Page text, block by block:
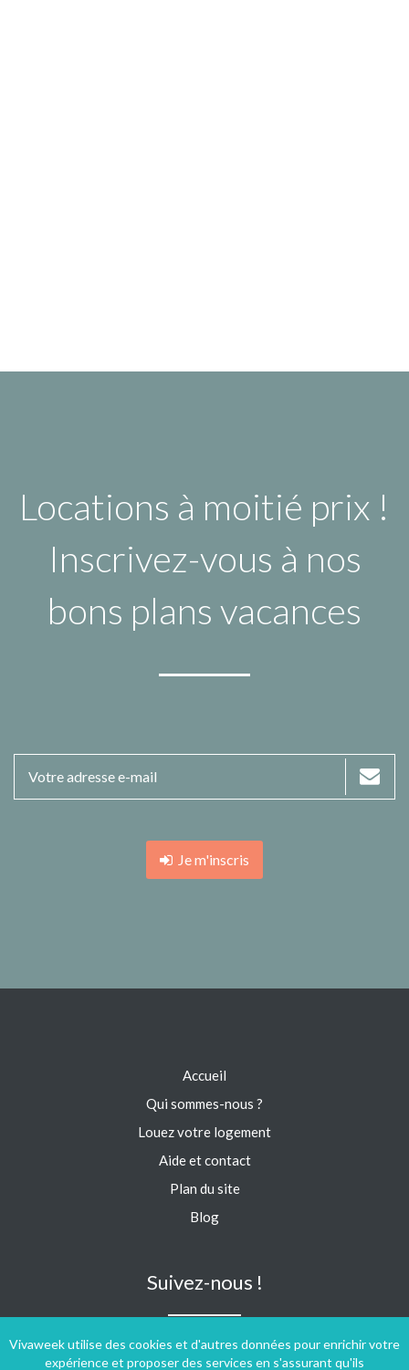
Locations à moitié prix !
Inscrivez-vous à nos
bons plans vacances
Je m'inscris
Vivaweek utilise des cookies et d'autres données pour enrichir votre
expérience et proposer des services en s'assurant qu'ils
Accueil
Qui sommes-nous ?
Louez votre logement
Aide et contact
Plan du site
Blog
Suivez-nous !